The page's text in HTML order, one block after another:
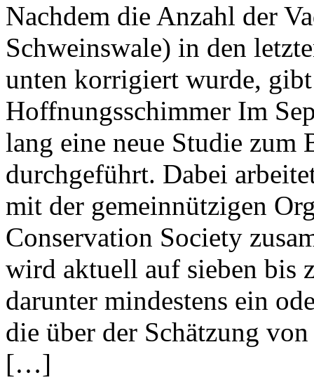
Nachdem die Anzahl der
Schweinswale) in den
unten korrigiert wurde,
Hoffnungsschimmer Im
lang eine neue Studie zum
durchgeführt. Dabei
mit der gemeinnützigen
Conservation Society
wird aktuell auf sieben bis
darunter mindestens ein
die über der Schätzung
[…]